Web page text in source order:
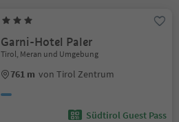
Garni-Hotel Paler
Tirol, Meran und Umgebung
761 m von Tirol Zentrum
Südtirol Guest Pass